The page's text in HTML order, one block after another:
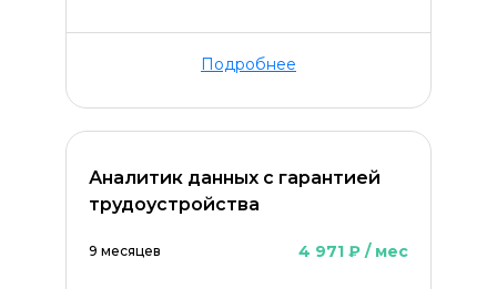
Подробнее
Аналитик данных с гарантией
трудоустройства
9 месяцев 4 971 ₽ / мес